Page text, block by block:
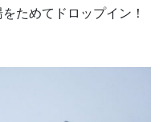
ためてドロップイン！